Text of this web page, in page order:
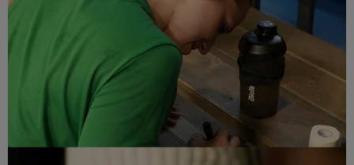
FM YouTube +
Hírek
Labdarúgás